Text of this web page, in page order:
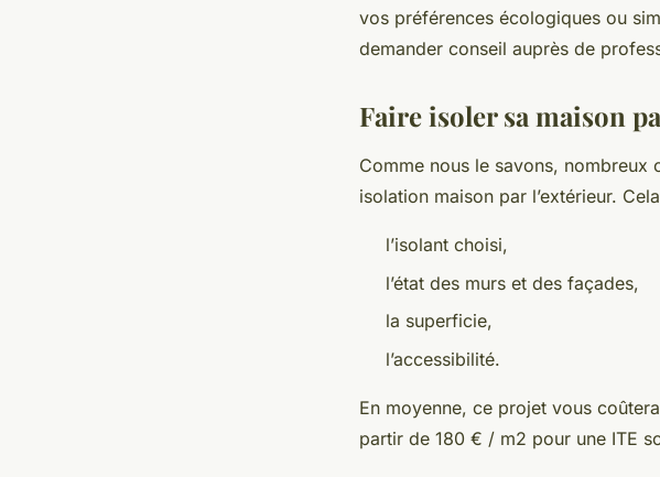
vos préférences écologiques ou
demander conseil auprès de
Faire isoler sa maison
Comme nous le savons, nombreux
isolation maison par l’extérieur.
l’isolant choisi,
l’état des murs et des façades,
la superficie,
l’accessibilité.
En moyenne, ce projet vous
partir de 180 € / m2 pour une ITE